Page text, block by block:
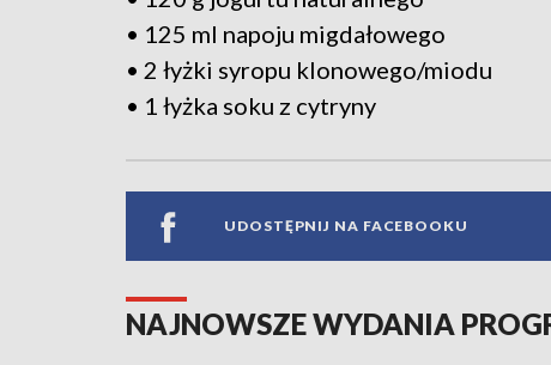
• 125 ml napoju migdałowego
• 2 łyżki syropu klonowego/miodu
• 1 łyżka soku z cytryny
UDOSTĘPNIJ NA FACEBOOKU
NAJNOWSZE WYDANIA